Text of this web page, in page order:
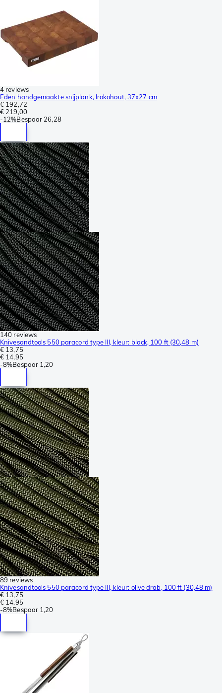
4 reviews
Eden handgemaakte snijplank, Irokohout, 37x27 cm
€ 192,72
€ 219,00
-12%Bespaar 26,28
140 reviews
Knivesandtools 550 paracord type III, kleur: black, 100 ft (30,48 m)
€ 13,75
€ 14,95
-8%Bespaar 1,20
89 reviews
Knivesandtools 550 paracord type III, kleur: olive drab, 100 ft (30,48 m)
€ 13,75
€ 14,95
-8%Bespaar 1,20